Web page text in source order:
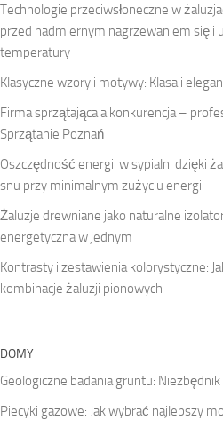
Technologie przeciwsłoneczne w
przed nadmiernym nagrzewaniem się
temperatury
Klasyczne wzory i motywy: Klasa i
Firma sprzątająca a konkurencja –
Sprzątanie Poznań
Oszczędność energii w sypialni dzięki
snu przy minimalnym zużyciu energii
Żaluzje drewniane jako naturalne
energetyczna w jednym
Kontrasty i zestawienia kolorystyczne:
kombinacje żaluzji pionowych
DOMY
Geologiczne badania gruntu:
Piecyki gazowe: Jak wybrać najlepszy